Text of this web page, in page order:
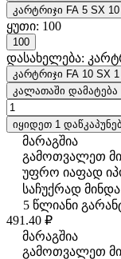
კარტრიჯი FA 5 SX
ყუთი: 100
100
დასახელება:
კარტრიჯი FA 10 SX
კალათაში დამატება
იყიდეთ 1
მარაგშია
გამოთვალეთ
უფრო იაფად
საჩუქრად მინდა
5 წლიანი
491.40 ₽
მარაგშია
გამოთვალეთ